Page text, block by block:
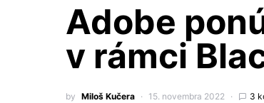
Adobe
v rámci
by Miloš Kučera 15. novembra 2022 3